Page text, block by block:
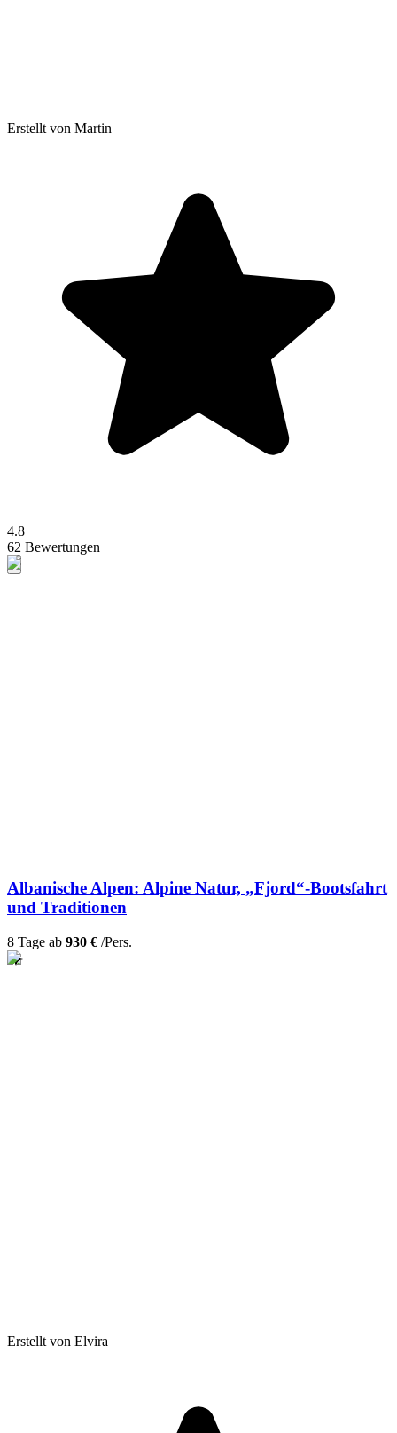
Erstellt von Martin
4.8
62 Bewertungen
Albanische Alpen: Alpine Natur, „Fjord“-Bootsfahrt
und Traditionen
8 Tage ab 930 € /Pers.
Erstellt von Elvira